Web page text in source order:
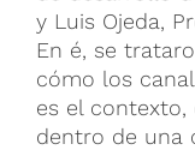
y Luis Ojeda,
En é, se
cómo los
es el
dentro de una